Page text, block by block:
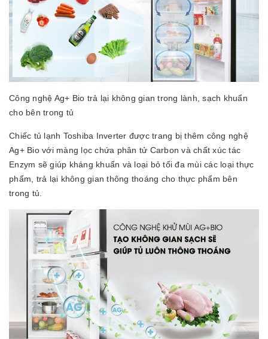
Công nghệ Ag+ Bio trả lại không gian trong lành, sạch khuẩn
cho bên trong tủ
Chiếc tủ lạnh Toshiba Inverter được trang bị thêm công nghệ
Ag+ Bio với màng lọc chứa phân tử Carbon và chất xúc tác
Enzym sẽ giúp kháng khuẩn và loại bỏ tối đa mùi các loại thực
phẩm, trả lại không gian thông thoáng cho thực phẩm bên
trong tủ.